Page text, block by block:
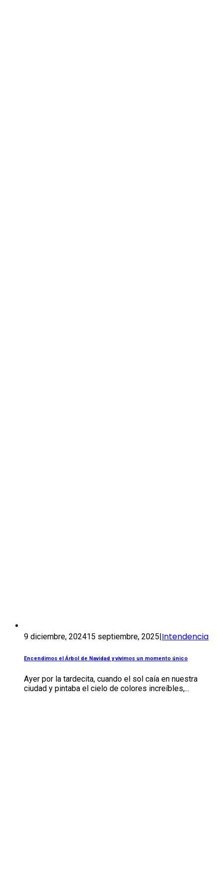
9 diciembre, 202415 septiembre, 2025|Intendencia
Encendimos el Árbol de Navidad y vivimos un momento único
Ayer por la tardecita, cuando el sol caía en nuestra
ciudad y pintaba el cielo de colores increíbles,...